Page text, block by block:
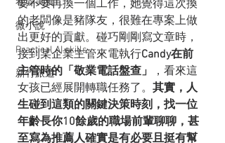
巷弄美食
微小說
Practical AI skills
新竹旅遊
要不要再換一個工作，她覺得這次換
的老闆像是豬隊友，很難在專案上做
出更好的貢獻。碰巧剛剛寫文章時，
接到某企業主管來電執行Candy在前
主管時的「敬業電話盤查」
，看來這
女孩已經展開轉職任務了。 其實，人
生碰到這類的關鍵決策時刻，找一位
年齡長你10餘歲的職場前輩聊聊，甚
至寫為推薦人確實是有必要且挺有幫